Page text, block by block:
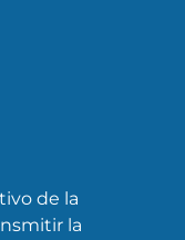
de la
la